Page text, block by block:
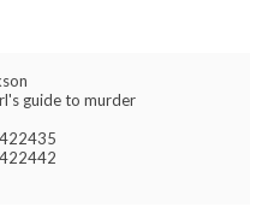
guide to murder